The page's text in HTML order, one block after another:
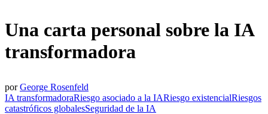
Una carta personal sobre la IA
transformadora
por George Rosenfeld
IA transformadoraRiesgo asociado a la IARiesgo existencialRiesgos
catastróficos globalesSeguridad de la IA